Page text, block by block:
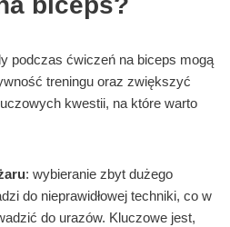
podczas ćwiczeń na biceps mogą
treningu oraz zwiększyć
kwestii, na które warto
: wybieranie zbyt dużego
do nieprawidłowej techniki, co w
do urazów. Kluczowe jest,